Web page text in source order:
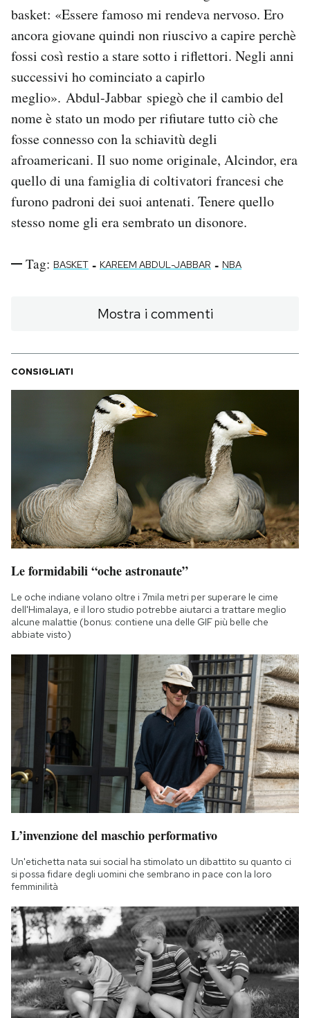
basket: «Essere famoso mi rendeva nervoso. Ero
ancora giovane quindi non riuscivo a capire perchè
fossi così restio a stare sotto i riflettori. Negli anni
successivi ho cominciato a capirlo
meglio». Abdul-Jabbar spiegò che il cambio del
nome è stato un modo per rifiutare tutto ciò che
fosse connesso con la schiavitù degli
afroamericani. Il suo nome originale, Alcindor, era
quello di una famiglia di coltivatori francesi che
furono padroni dei suoi antenati. Tenere quello
stesso nome gli era sembrato un disonore.
Tag: BASKET - KAREEM ABDUL-JABBAR - NBA
Mostra i commenti
CONSIGLIATI
Le formidabili “oche astronaute”
Le oche indiane volano oltre i 7mila metri per superare le cime
dell'Himalaya, e il loro studio potrebbe aiutarci a trattare meglio
alcune malattie (bonus: contiene una delle GIF più belle che
abbiate visto)
L’invenzione del maschio performativo
Un'etichetta nata sui social ha stimolato un dibattito su quanto ci
si possa fidare degli uomini che sembrano in pace con la loro
femminilità